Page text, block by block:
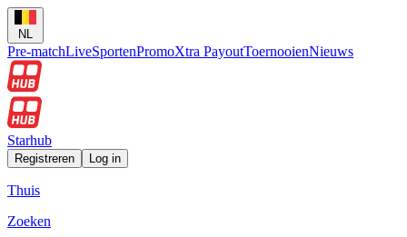
NL
Pre-matchLiveSportenPromoXtra PayoutToernooienNieuws
Starhub
Registreren Log in
Thuis
Zoeken